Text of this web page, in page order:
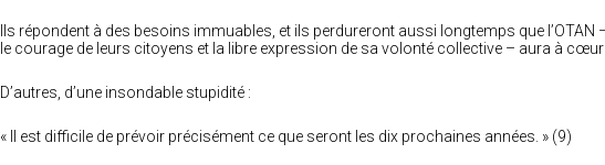
Ils répondent à des besoins immuables, et ils perdureront aussi longtemps que l’OTAN
le courage de leurs citoyens et la libre expression de sa volonté collective – aura à cœur
D’autres, d’une insondable stupidité :
« Il est difficile de prévoir précisément ce que seront les dix prochaines années. » (9)